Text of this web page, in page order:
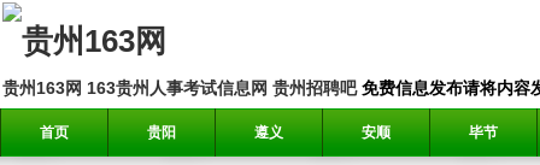
贵州163网 163贵州人事考试信息网 贵州招聘吧免费信息发布请将内容
首页 贵阳 遵义 安顺 毕节